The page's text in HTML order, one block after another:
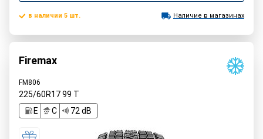
в наличии 5 шт. Наличие в магазинах
Firemax
FM806
225/60R1799 T
E
C 72 dB